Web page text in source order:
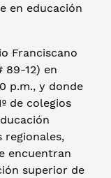
en educación
Franciscano
89-12) en
p.m., y donde
de colegios
regionales,
encuentran
superior de